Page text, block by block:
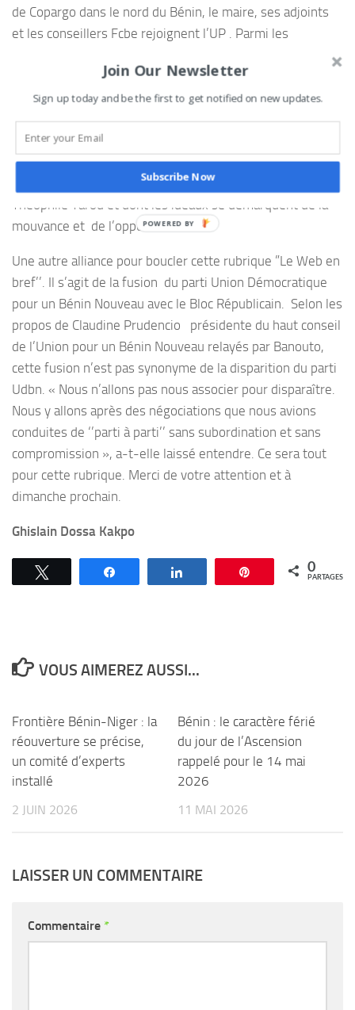
de Copargo dans le nord du Bénin, le maire, ses adjoints
et les conseillers Fcbe rejoignent l’UP . Parmi les
l’ancien ténor du parti, Théophile Yarou pour la création du
nouveau parti ‘’La nouvelle alliance’. Le congrès constitutif
dudit parti a eu lieu samedi 16 octobre 2021 à la salle
d’alphabétisation de Parakou. Selon le site web
www.leparakois.comce parti est désormais présidé par
l’ex Secrétaire Exécutif National adjoint de FCBE
Théophile Yarou et dont les idéaux se démarquent de la
mouvance et de l’opposition.
Une autre alliance pour boucler cette rubrique ”Le Web en
bref’’. Il s’agit de la fusion du parti Union Démocratique
pour un Bénin Nouveau avec le Bloc Républicain. Selon les
propos de Claudine Prudencio présidente du haut conseil
de l’Union pour un Bénin Nouveau relayés par Banouto,
cette fusion n’est pas synonyme de la disparition du parti
Udbn. « Nous n’allons pas nous associer pour disparaître.
Nous y allons après des négociations que nous avions
conduites de ‘’parti à parti’’ sans subordination et sans
compromission », a-t-elle laissé entendre. Ce sera tout
pour cette rubrique. Merci de votre attention et à
dimanche prochain.
Ghislain Dossa Kakpo
Épingle 0
PARTAGES
VOUS AIMEREZ AUSSI...
Frontière Bénin-Niger : la
réouverture se précise,
un comité d’experts
installé
2 JUIN 2026
Bénin : le caractère férié
du jour de l’Ascension
rappelé pour le 14 mai
2026
11 MAI 2026
LAISSER UN COMMENTAIRE
Commentaire *
Join Our Newsletter
Sign up today and be the first to get notified on new updates.
Subscribe Now